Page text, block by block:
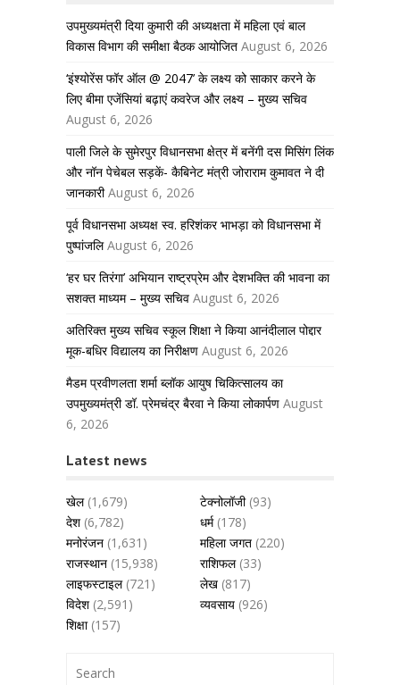
उपमुख्यमंत्री दिया कुमारी की अध्यक्षता में महिला एवं बाल
विकास विभाग की समीक्षा बैठक आयोजित August 6, 2026
‘इंश्योरेंस फॉर ऑल @ 2047’ के लक्ष्य को साकार करने के
लिए बीमा एजेंसियां बढ़ाएं कवरेज और लक्ष्य – मुख्य सचिव
August 6, 2026
पाली जिले के सुमेरपुर विधानसभा क्षेत्र में बनेंगी दस मिसिंग लिंक
और नॉन पेचेबल सड़कें- कैबिनेट मंत्री जोराराम कुमावत ने दी
जानकारी August 6, 2026
पूर्व विधानसभा अध्यक्ष स्व. हरिशंकर भाभड़ा को विधानसभा में
पुष्पांजलि August 6, 2026
‘हर घर तिरंगा’ अभियान राष्ट्रप्रेम और देशभक्ति की भावना का
सशक्त माध्यम – मुख्य सचिव August 6, 2026
अतिरिक्त मुख्य सचिव स्कूल शिक्षा ने किया आनंदीलाल पोद्दार
मूक-बधिर विद्यालय का निरीक्षण August 6, 2026
मैडम प्रवीणलता शर्मा ब्लॉक आयुष चिकित्सालय का
उपमुख्यमंत्री डॉ. प्रेमचंद्र बैरवा ने किया लोकार्पण August
6, 2026
Latest news
खेल(1,679) टेक्नोलॉजी(93)
देश(6,782) धर्म(178)
मनोरंजन (1,631) महिला जगत (220)
राजस्थान (15,938) राशिफल(33)
लाइफस्टाइल(721) लेख (817)
विदेश(2,591) व्यवसाय (926)
शिक्षा(157)